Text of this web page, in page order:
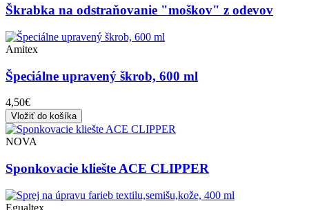
Škrabka na odstraňovanie "moškov" z odevov
Amitex
Špeciálne upravený škrob, 600 ml
4,50€
Vložiť do košíka
NOVA
Sponkovacie kliešte ACE CLIPPER
Egualtex